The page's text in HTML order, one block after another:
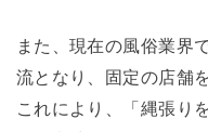
また、現在の風俗業界
流となり、固定の店舗
これにより、「縄張り